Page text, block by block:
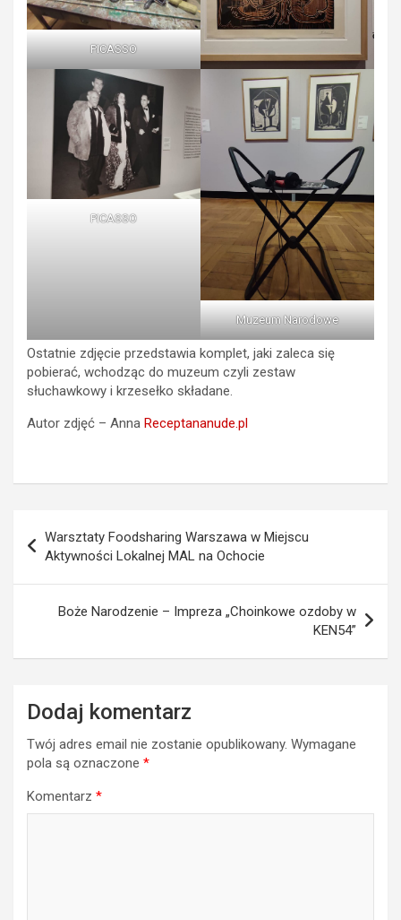
PICASSO
PICASSO
Muzeum Narodowe
Ostatnie zdjęcie przedstawia komplet, jaki zaleca się
pobierać, wchodząc do muzeum czyli zestaw
słuchawkowy i krzesełko składane.
Autor zdjęć – Anna Receptananude.pl
wpisu
Warsztaty Foodsharing Warszawa w Miejscu
Aktywności Lokalnej MAL na Ochocie
Boże Narodzenie – Impreza „Choinkowe ozdoby w
KEN54”
Dodaj komentarz
Twój adres email nie zostanie opublikowany. Wymagane
pola są oznaczone *
Komentarz *